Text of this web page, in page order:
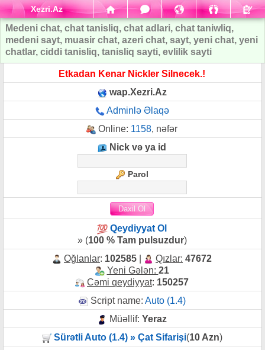
Xezri.Az
Medeni chat, chat tanisliq, chat adlari, chat taniwliq,
medeni sayt, muasir chat, azeri chat, sayt, yeni chat, yeni
chatlar, ciddi tanisliq, tanisliq sayti, evlilik sayti
Etkadan Kenar Nickler Silnecek.!
wap.Xezri.Az
Adminlə Əlaqə
Online: 1158, nəfər
Nick və ya id
Parol
Qeydiyyat Ol
» (100 % Tam pulsuzdur)
Oğlanlar: 102585 Qızlar: 47672
Yeni Gələn: 21
Cəmi qeydiyyat: 150257
Script name: Auto (1.4)
Müəllif: Yeraz
Sürətli Auto (1.4) » Çat Sifarişi(10 Azn)